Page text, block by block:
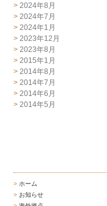
2024年8月
2024年7月
2024年1月
2023年12月
2023年8月
2015年1月
2014年8月
2014年7月
2014年6月
2014年5月
ホーム
お知らせ